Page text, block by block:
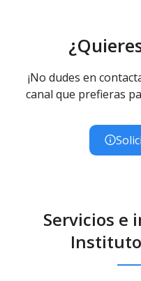
¡No dudes en
canal que prefieras
Servicios e